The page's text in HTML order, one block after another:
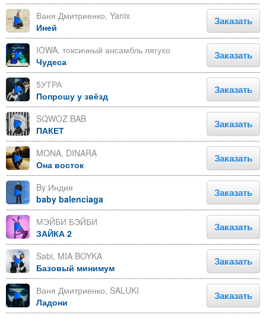
Ваня Дмитриенко, Yanix
Иней
Заказать
IOWA, токсичный ансамбль лягухо
Чудеса
Заказать
5УТРА
Попрошу у звёзд
Заказать
SQWOZ BAB
ПАКЕТ
Заказать
MONA, DINARA
Она восток
Заказать
By Индия
baby balenciaga
Заказать
МЭЙБИ БЭЙБИ
ЗАЙКА 2
Заказать
Sabi, MIA BOYKA
Базовый минимум
Заказать
Ваня Дмитриенко, SALUKI
Ладони
Заказать